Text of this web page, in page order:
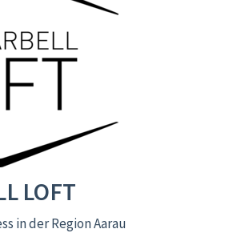
LOFT
in der Region Aarau